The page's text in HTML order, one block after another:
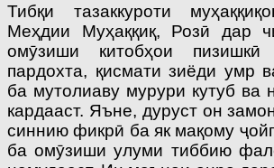
Тибқи тазаккуроти
Меҳдии Муҳаққиқ, Розӣ дар
омӯзиши китобҳои
пардохта, қисмати зиёди умр
ба мутолиаву мурури кутуб ва
кардааст. Яъне, дуруст он
синнию фикрӣ ба як мақому
ба омӯзиши улуми тиббию